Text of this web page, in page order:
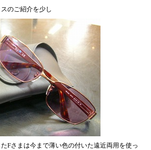
のご紹介を少し
Fさまは今まで薄い色の付いた遠近両用を使っ